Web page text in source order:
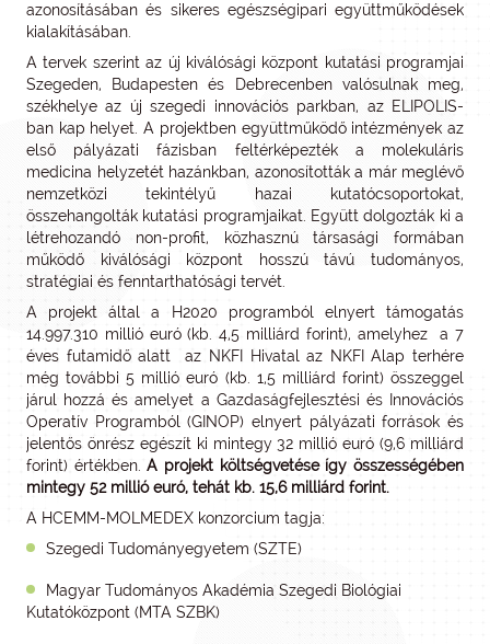
azonosításában és sikeres egészségipari együttműködések
kialakításában.
A tervek szerint az új kiválósági központ kutatási programjai
Szegeden, Budapesten és Debrecenben valósulnak meg,
székhelye az új szegedi innovációs parkban, az ELIPOLIS-
ban kap helyet. A projektben együttműködő intézmények az
első pályázati fázisban feltérképezték a molekuláris
medicina helyzetét hazánkban, azonosították a már meglévő
nemzetközi tekintélyű hazai kutatócsoportokat,
összehangolták kutatási programjaikat. Együtt dolgozták ki a
létrehozandó non-profit, közhasznú társasági formában
működő kiválósági központ hosszú távú tudományos,
stratégiai és fenntarthatósági tervét.
A projekt által a H2020 programból elnyert támogatás
14.997.310 millió euró (kb. 4,5 milliárd forint), amelyhez a 7
éves futamidő alatt az NKFI Hivatal az NKFI Alap terhére
még további 5 millió euró (kb. 1,5 milliárd forint) összeggel
járul hozzá és amelyet a Gazdaságfejlesztési és Innovációs
Operatív Programból (GINOP) elnyert pályázati források és
jelentős önrész egészít ki mintegy 32 millió euró (9,6 milliárd
forint) értékben.A projekt költségvetése így összességében
mintegy 52 millió euró, tehát kb. 15,6 milliárd forint.
A HCEMM-MOLMEDEX konzorcium tagja:
Szegedi Tudományegyetem (SZTE)
Magyar Tudományos Akadémia Szegedi Biológiai
Kutatóközpont (MTA SZBK)